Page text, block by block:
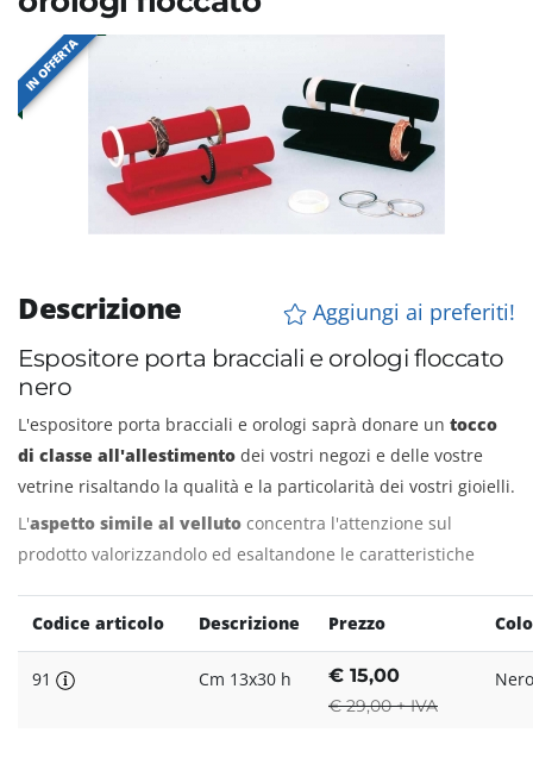
IN OFFERTA
Descrizione
Aggiungi ai preferiti!
Espositore porta bracciali e orologi floccato
nero
L'espositore porta bracciali e orologi saprà donare un tocco
di classe all'allestimento dei vostri negozi e delle vostre
vetrine risaltando la qualità e la particolarità dei vostri gioielli.
L'aspetto simile al velluto concentra l'attenzione sul
prodotto valorizzandolo ed esaltandone le caratteristiche
Codice articolo Descrizione Prezzo
91 Cm 13x30 h € 15,00
€29,00 + IVA
Nero